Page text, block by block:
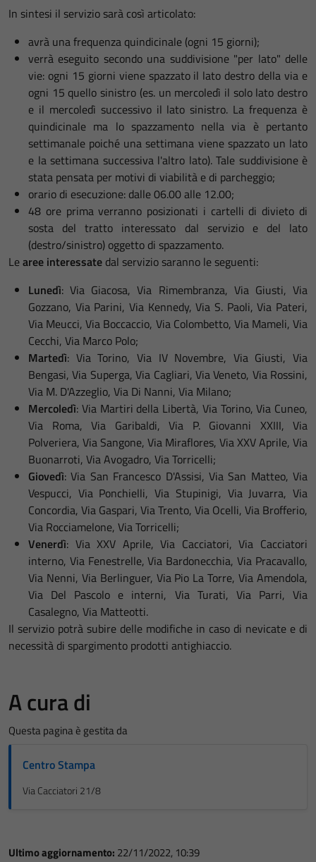
In sintesi il servizio sarà così articolato:
avrà una frequenza quindicinale (ogni 15 giorni);
verrà eseguito secondo una suddivisione "per lato" delle
vie: ogni 15 giorni viene spazzato il lato destro della via e
ogni 15 quello sinistro (es. un mercoledì il solo lato destro
e il mercoledì successivo il lato sinistro. La frequenza è
quindicinale ma lo spazzamento nella via è pertanto
settimanale poiché una settimana viene spazzato un lato
e la settimana successiva l'altro lato). Tale suddivisione è
stata pensata per motivi di viabilità e di parcheggio;
orario di esecuzione: dalle 06.00 alle 12.00;
48 ore prima verranno posizionati i cartelli di divieto di
sosta del tratto interessato dal servizio e del lato
(destro/sinistro) oggetto di spazzamento.
Learee interessate dal servizio saranno le seguenti:
Lunedì: Via Giacosa, Via Rimembranza, Via Giusti, Via
Gozzano, Via Parini, Via Kennedy, Via S. Paoli, Via Pateri,
Via Meucci, Via Boccaccio, Via Colombetto, Via Mameli, Via
Cecchi, Via Marco Polo;
Martedì: Via Torino, Via IV Novembre, Via Giusti, Via
Bengasi, Via Superga, Via Cagliari, Via Veneto, Via Rossini,
Via M. D'Azzeglio, Via Di Nanni, Via Milano;
Mercoledì: Via Martiri della Libertà, Via Torino, Via Cuneo,
Via Roma, Via Garibaldi, Via P. Giovanni XXIII, Via
Polveriera, Via Sangone, Via Miraflores, Via XXV Aprile, Via
Buonarroti, Via Avogadro, Via Torricelli;
Giovedì: Via San Francesco D'Assisi, Via San Matteo, Via
Vespucci, Via Ponchielli, Via Stupinigi, Via Juvarra, Via
Concordia, Via Gaspari, Via Trento, Via Ocelli, Via Brofferio,
Via Rocciamelone, Via Torricelli;
Venerdì: Via XXV Aprile, Via Cacciatori, Via Cacciatori
interno, Via Fenestrelle, Via Bardonecchia, Via Pracavallo,
Via Nenni, Via Berlinguer, Via Pio La Torre, Via Amendola,
Via Del Pascolo e interni, Via Turati, Via Parri, Via
Casalegno, Via Matteotti.
Il servizio potrà subire delle modifiche in caso di nevicate e di
necessità di spargimento prodotti antighiaccio.
A cura di
Questa pagina è gestita da
Centro Stampa
Via Cacciatori 21/8
Ultimo aggiornamento: 22/11/2022, 10:39